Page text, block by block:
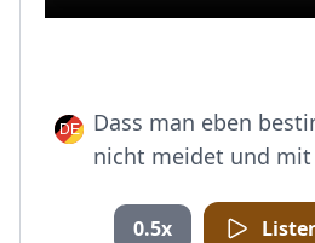
Dass man eben
nicht meidet und
0.5x